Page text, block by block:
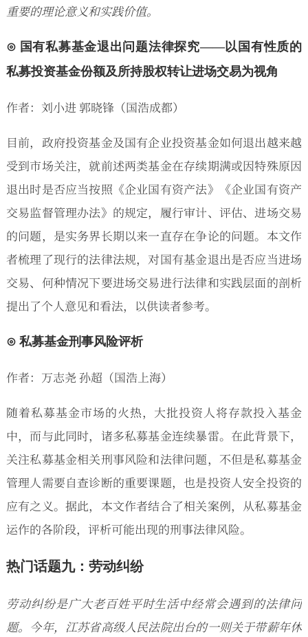
重要的理论意义和实践价值。
⊙ 国有私募基金退出问题法律探究——以国有性质的
私募投资基金份额及所持股权转让进场交易为视角
作者：刘小进 郭晓锋（国浩成都）
目前，政府投资基金及国有企业投资基金如何退出越来越
受到市场关注，就前述两类基金在存续期满或因特殊原因
退出时是否应当按照《企业国有资产法》《企业国有资产
交易监督管理办法》的规定，履行审计、评估、进场交易
的问题，是实务界长期以来一直存在争论的问题。本文作
者梳理了现行的法律法规，对国有基金退出是否应当进场
交易、何种情况下要进场交易进行法律和实践层面的剖析
提出了个人意见和看法，以供读者参考。
⊙ 私募基金刑事风险评析
作者：万志尧 孙超（国浩上海）
随着私募基金市场的火热，大批投资人将存款投入基金
中，而与此同时，诸多私募基金连续暴雷。在此背景下，
关注私募基金相关刑事风险和法律问题，不但是私募基金
管理人需要自查诊断的重要课题，也是投资人安全投资的
应有之义。据此，本文作者结合了相关案例，从私募基金
运作的各阶段，评析可能出现的刑事法律风险。
热门话题九：劳动纠纷
劳动纠纷是广大老百姓平时生活中经常会遇到的法律问
题。今年，江苏省高级人民法院出台的一则关于带薪年休